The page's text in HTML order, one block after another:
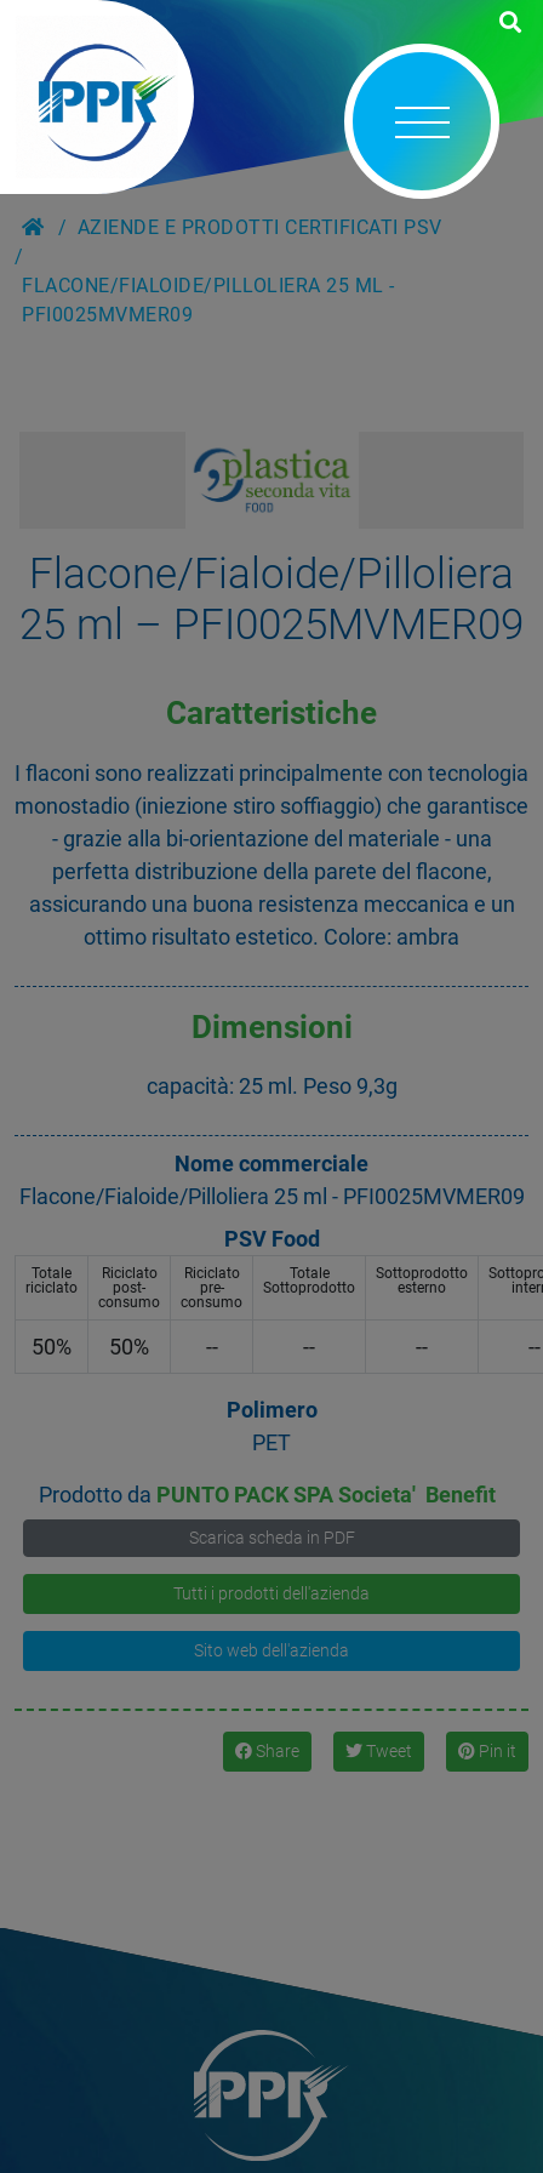
AZIENDE E PRODOTTI CERTIFICATI PSV
FLACONE/FIALOIDE/PILLOLIERA 25 ML -
PFI0025MVMER09
Flacone/Fialoide/Pilloliera
25 ml – PFI0025MVMER09
Caratteristiche
I flaconi sono realizzati principalmente con tecnologia
monostadio (iniezione stiro soffiaggio) che garantisce
- grazie alla bi-orientazione del materiale - una
perfetta distribuzione della parete del flacone,
assicurando una buona resistenza meccanica e un
ottimo risultato estetico. Colore: ambra
Dimensioni
capacità: 25 ml. Peso 9,3g
Nome commerciale
Flacone/Fialoide/Pilloliera 25 ml - PFI0025MVMER09
PSV Food
Totale
riciclato
Riciclato
post-
consumo
Riciclato
pre-
consumo
Totale
Sottoprodotto
Sottoprodotto
esterno
50% 50% -- -- -- --
Polimero
PET
Prodotto da PUNTO PACK SPA Societa' Benefit
Scarica scheda in PDF
Tutti i prodotti dell'azienda
Sito web dell'azienda
Share Tweet Pin it